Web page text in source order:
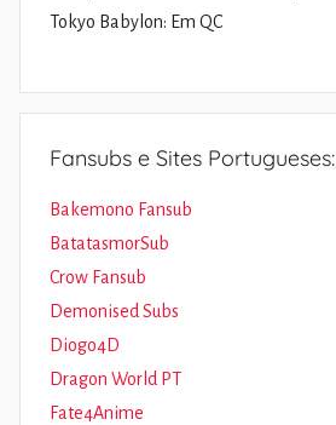
Tokyo Babylon: Em QC
Fansubs e Sites Portugueses:
Bakemono Fansub
BatatasmorSub
Crow Fansub
Demonised Subs
Diogo4D
Dragon World PT
Fate4Anime